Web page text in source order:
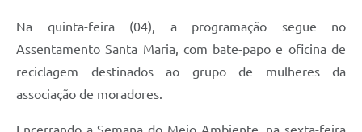
Na quinta-feira (04), a programação segue no
Assentamento Santa Maria, com bate-papo e oficina de
reciclagem destinados ao grupo de mulheres da
associação de moradores.